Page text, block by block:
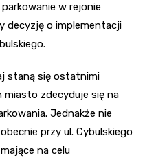
w rejonie
decyzję o implementacji
staną się ostatnimi
miasto zdecyduje się na
Jednakże nie
przy ul. Cybulskiego
na celu